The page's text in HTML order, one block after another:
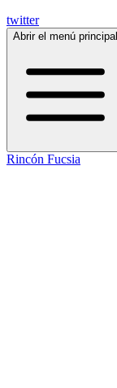
twitter
Abrir el menú principal
Rincón Fucsia